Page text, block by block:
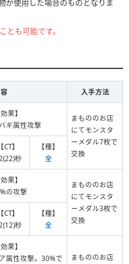
が使用した場合のものとなりま
も可能です。
入手方法
果】
ギ属性攻撃
まもののお店
にてモンスタ
ーメダル7枚で
交換
【CT】
秒
【種】
全
果】
の攻撃
まもののお店
にてモンスタ
ーメダル3枚で
交換
【CT】
秒
【種】
全
果】
属性攻撃。30%で
まもののお店